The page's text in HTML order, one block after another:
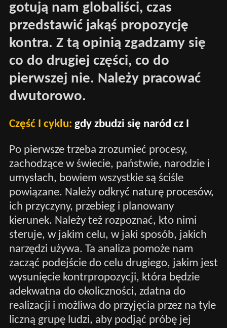
gotują nam globaliści, czas
przedstawić jakąś propozycję
kontra. Z tą opinią zgadzamy się
co do drugiej części, co do
pierwszej nie. Należy pracować
dwutorowo.
Część I cyklu: gdy zbudzi się naród cz I
Po pierwsze trzeba zrozumieć procesy,
zachodzące w świecie, państwie, narodzie i
umysłach, bowiem wszystkie są ściśle
powiązane. Należy odkryć naturę procesów,
ich przyczyny, przebieg i planowany
kierunek. Należy też rozpoznać, kto nimi
steruje, w jakim celu, w jaki sposób, jakich
narzędzi używa. Ta analiza pomoże nam
zacząć podejście do celu drugiego, jakim jest
wysunięcie kontrpropozycji, która będzie
adekwatna do okoliczności, zdatna do
realizacji i możliwa do przyjęcia przez na tyle
liczną grupę ludzi, aby podjąć próbę jej